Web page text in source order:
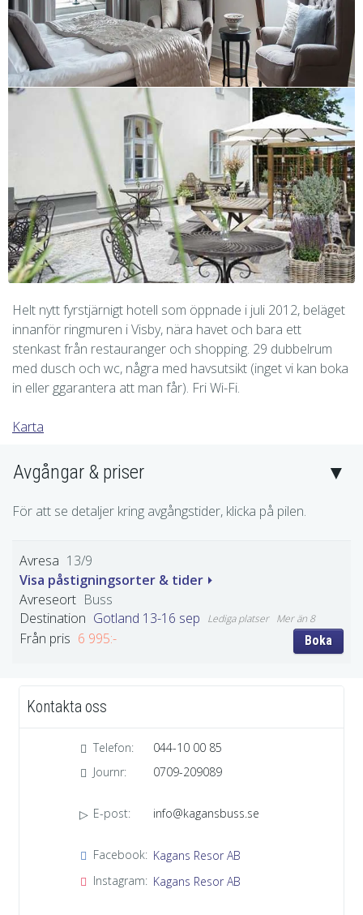
Helt nytt fyrstjärnigt hotell som öppnade i juli 2012, beläget
innanför ringmuren i Visby, nära havet och bara ett
stenkast från restauranger och shopping. 29 dubbelrum
med dusch och wc, några med havsutsikt (inget vi kan boka
in eller ggarantera att man får). Fri Wi-Fi.
Karta
Avgångar & priser
För att se detaljer kring avgångstider, klicka på pilen.
13/9
Visa påstigningsorter & tider
Buss
Gotland 13-16 sep
Mer än 8
6 995:- Boka
Kontakta oss
Telefon:
044-10 00 85
Journr:
0709-209089
E-post: info@kagansbuss.se
Facebook: Kagans Resor AB
Instagram: Kagans Resor AB